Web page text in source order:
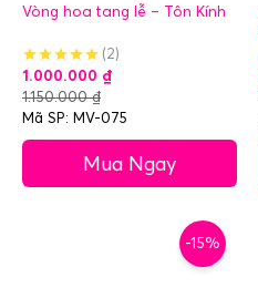
Vòng hoa tang lễ – Tôn Kính
(2)
1.000.000 ₫
1.150.000₫
Mã SP: MV-075
Mua Ngay
-15%